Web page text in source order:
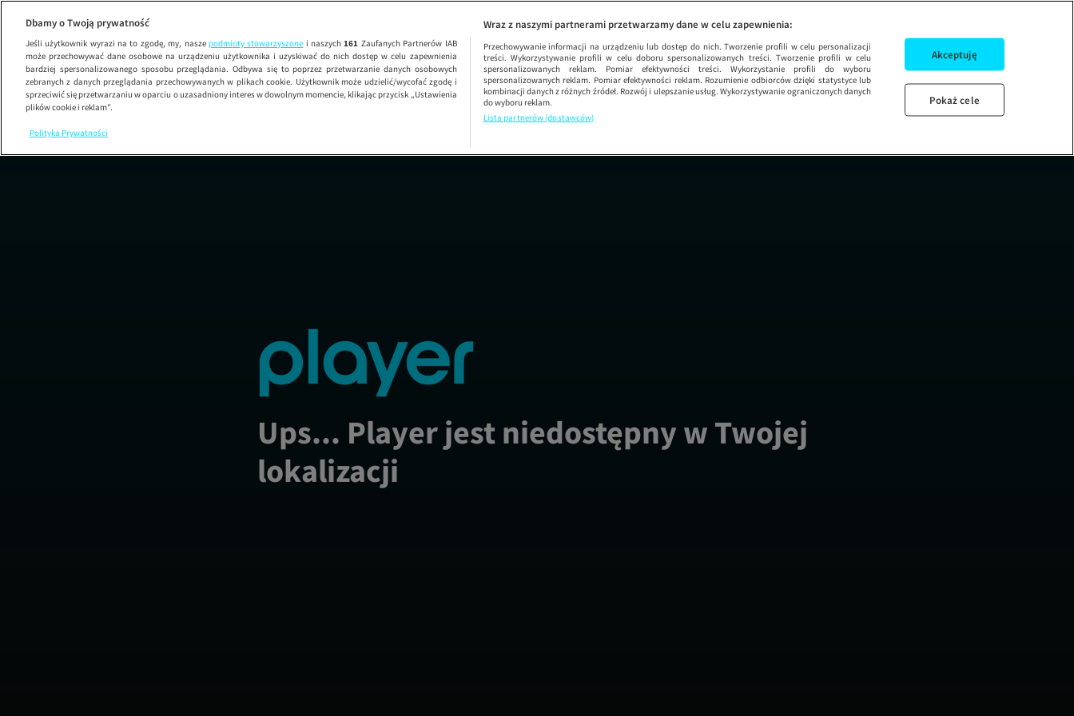
Dzień Dobry TVN
SEZON 72 DZIEŃ DOBRY TVN
Ups... Player jest niedostępny w Twojej
lokalizacji
Dbamy o Twoją prywatność
Jeśli użytkownik wyrazi na to zgodę, my, nasze podmioty stowarzyszone i naszych161 Zaufanych Partnerów IAB
może przechowywać dane osobowe na urządzeniu użytkownika i uzyskiwać do nich dostęp w celu zapewnienia
bardziej spersonalizowanego sposobu przeglądania. Odbywa się to poprzez przetwarzanie danych osobowych
zebranych z danych przeglądania przechowywanych w plikach cookie. Użytkownik może udzielić/wycofać zgodę i
sprzeciwić się przetwarzaniu w oparciu o uzasadniony interes w dowolnym momencie, klikając przycisk „Ustawienia
plików cookie i reklam”.
Polityka Prywatności
Wraz z naszymi partnerami przetwarzamy dane w celu zapewnienia:
Przechowywanie informacji na urządzeniu lub dostęp do nich. Tworzenie profili w celu personalizacji
treści. Wykorzystywanie profili w celu doboru spersonalizowanych treści. Tworzenie profili w celu
spersonalizowanych reklam. Pomiar efektywności treści. Wykorzystanie profili do wyboru
spersonalizowanych reklam. Pomiar efektywności reklam. Rozumienie odbiorców dzięki statystyce lub
kombinacji danych z różnych źródeł. Rozwój i ulepszanie usług. Wykorzystywanie ograniczonych danych
do wyboru reklam.
Lista partnerów (dostawców)
Akceptuję
Pokaż cele